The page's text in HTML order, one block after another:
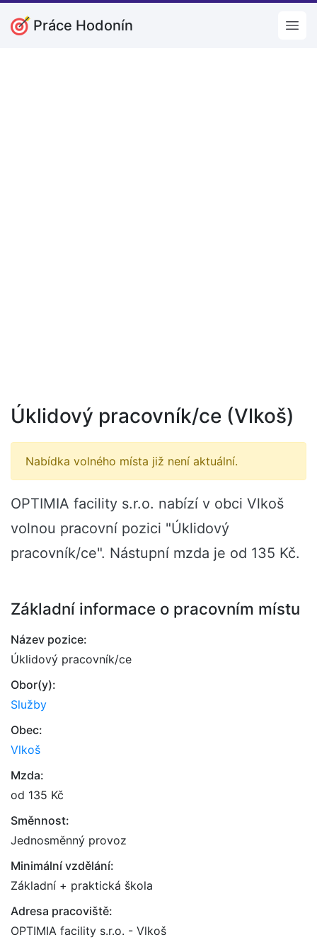
Práce Hodonín
Úklidový pracovník/ce (Vlkoš)
Nabídka volného místa již není aktuální.
OPTIMIA facility s.r.o. nabízí v obci Vlkoš
volnou pracovní pozici "Úklidový
pracovník/ce". Nástupní mzda je od 135 Kč.
Základní informace o pracovním místu
Název pozice:
Úklidový pracovník/ce
Obor(y):
Služby
Obec:
Vlkoš
Mzda:
od 135 Kč
Směnnost:
Jednosměnný provoz
Minimální vzdělání:
Základní + praktická škola
Adresa pracoviště:
OPTIMIA facility s.r.o. - Vlkoš